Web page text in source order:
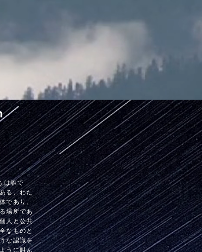
は誰で
る、わた
であり、
場所であ
人と公共
なものと
な認識を
うに叫ん